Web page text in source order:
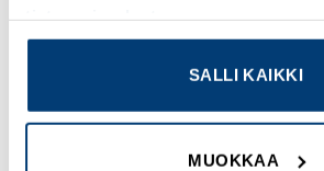
SALLI KAIKKI
MUOKKAA
wishlist